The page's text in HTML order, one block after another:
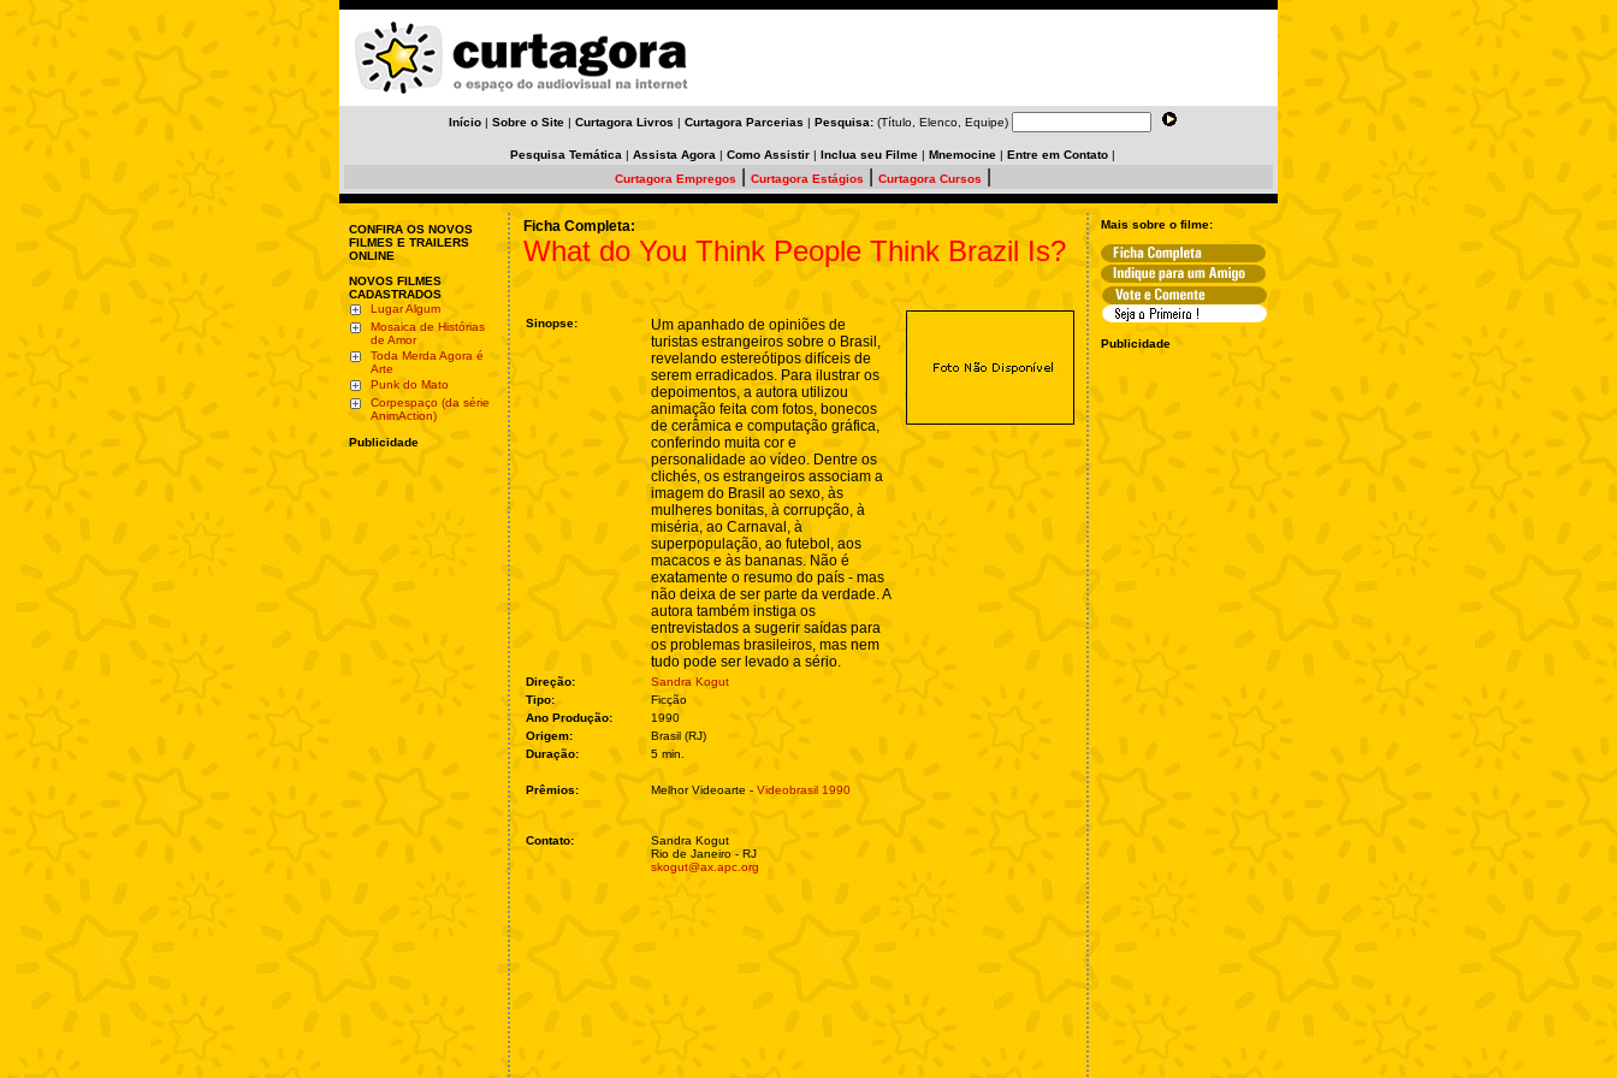
Início | Sobre o Site | Curtagora Livros | Curtagora Parcerias | Pesquisa: (Título, Elenco, Equipe)
Pesquisa Temática | Assista Agora | Como Assistir | Inclua seu Filme | Mnemocine | Entre em Contato |
Curtagora Empregos
Curtagora Estágios Curtagora Cursos
CONFIRA OS NOVOS
FILMES E TRAILERS
ONLINE
NOVOS FILMES
CADASTRADOS
Lugar Algum
Mosaica de Histórias
de Amor
Toda Merda Agora é
Arte
Punk do Mato
Corpespaço (da série
AnimAction)
Publicidade
Ficha Completa:
What do You Think People Think Brazil Is?
Sinopse:
Um apanhado de opiniões de
turistas estrangeiros sobre o Brasil,
revelando estereótipos difíceis de
serem erradicados. Para ilustrar os
depoimentos, a autora utilizou
animação feita com fotos, bonecos
de cerâmica e computação gráfica,
conferindo muita cor e
personalidade ao vídeo. Dentre os
clichés, os estrangeiros associam a
imagem do Brasil ao sexo, às
mulheres bonitas, à corrupção, à
miséria, ao Carnaval, à
superpopulação, ao futebol, aos
macacos e às bananas. Não é
exatamente o resumo do país - mas
não deixa de ser parte da verdade. A
autora também instiga os
entrevistados a sugerir saídas para
os problemas brasileiros, mas nem
tudo pode ser levado a sério.
Direção:
Sandra Kogut
Tipo:
Ficção
Ano Produção:
1990
Origem:
Brasil (RJ)
Duração:
5 min.
Prêmios: Melhor Videoarte - Videobrasil 1990
Contato:
Sandra Kogut
Rio de Janeiro - RJ
skogut@ax.apc.org
Mais sobre o filme:
Publicidade